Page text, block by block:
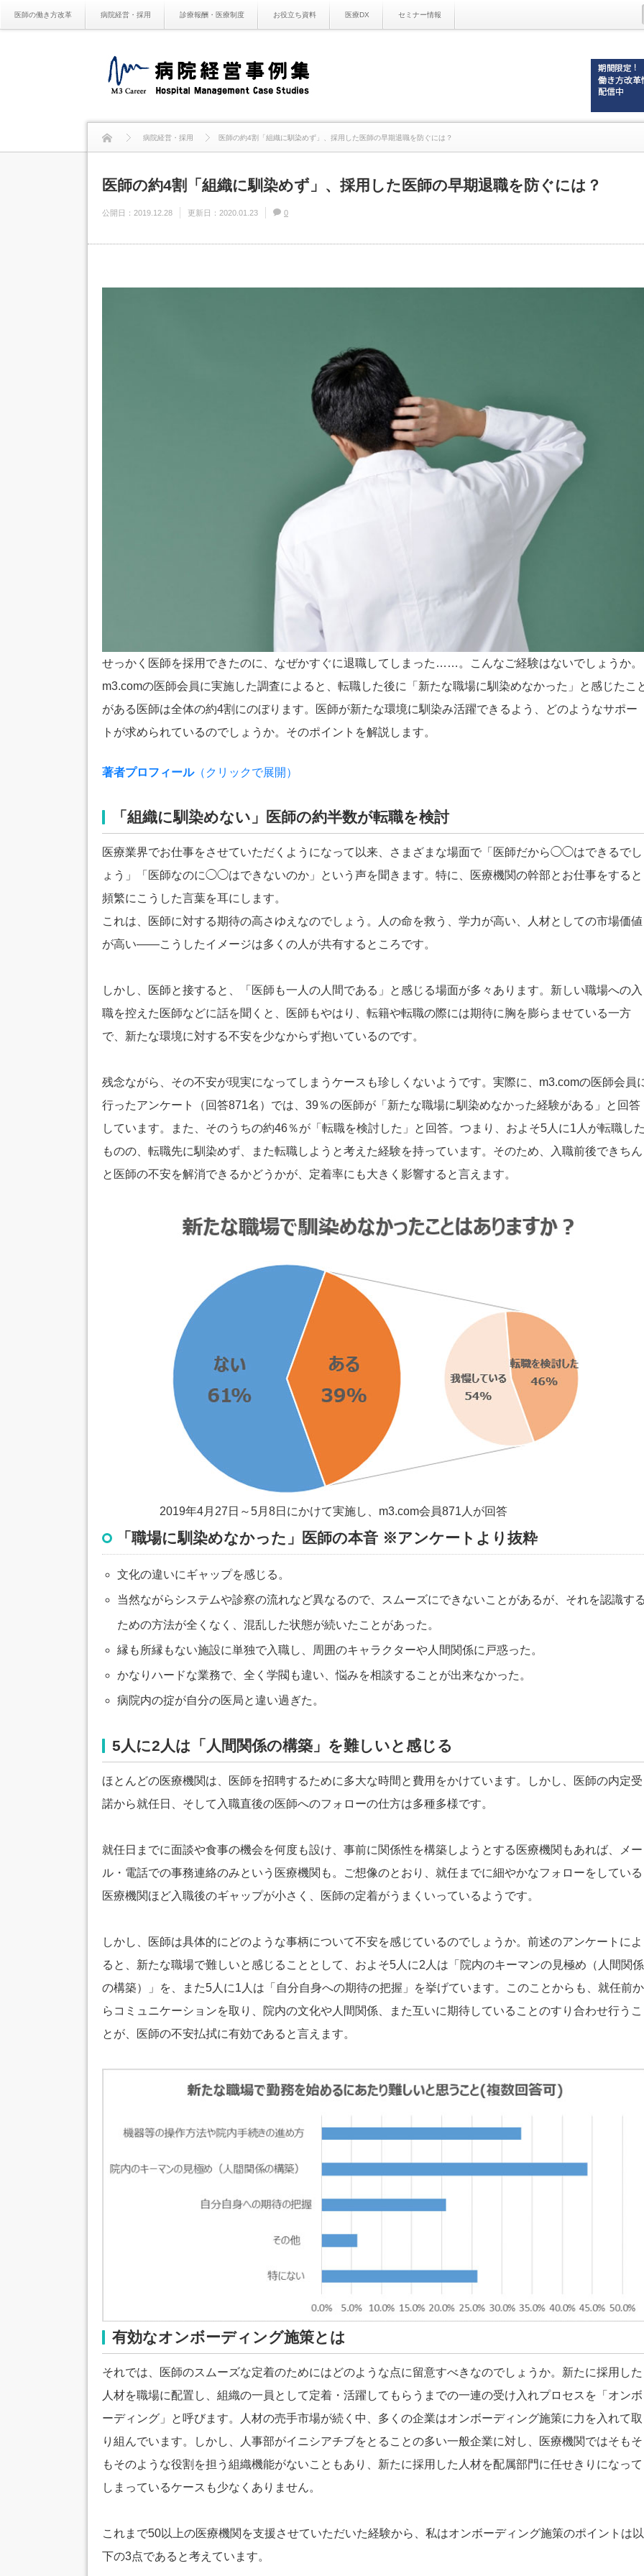
医師の働き方改革 病院経営・採用 診療報酬・医療制度 お役立ち資料 医療DX セミナー情報
病院経営・採用 医師の約4割「組織に馴染めず」、採用した医師の早期退職を防ぐには？
医師の約4割「組織に馴染めず」、採用した医師の早期退職を防ぐには？
公開日： 2019.12.28 更新日： 2020.01.23 0
せっかく医師を採用できたのに、なぜかすぐに退職してしまった……。こんなご経験はないでしょうか。
m3.comの医師会員に実施した調査によると、転職した後に「新たな職場に馴染めなかった」と感じたこ
がある医師は全体の約4割にのぼります。医師が新たな環境に馴染み活躍できるよう、どのようなサポー
トが求められているのでしょうか。そのポイントを解説します。
著者プロフィール（クリックで展開）
「組織に馴染めない」医師の約半数が転職を検討
医療業界でお仕事をさせていただくようになって以来、さまざまな場面で「医師だから◯◯はできるでし
ょう」「医師なのに◯◯はできないのか」という声を聞きます。特に、医療機関の幹部とお仕事をすると
頻繁にこうした言葉を耳にします。
これは、医師に対する期待の高さゆえなのでしょう。人の命を救う、学力が高い、人材としての市場価値
が高い――こうしたイメージは多くの人が共有するところです。
しかし、医師と接すると、「医師も一人の人間である」と感じる場面が多々あります。新しい職場への入
職を控えた医師などに話を聞くと、医師もやはり、転籍や転職の際には期待に胸を膨らませている一方
で、新たな環境に対する不安を少なからず抱いているのです。
残念ながら、その不安が現実になってしまうケースも珍しくないようです。実際に、m3.comの医師会員
行ったアンケート（回答871名）では、39％の医師が「新たな職場に馴染めなかった経験がある」と回答
しています。また、そのうちの約46％が「転職を検討した」と回答。つまり、およそ5人に1人が転職し
ものの、転職先に馴染めず、また転職しようと考えた経験を持っています。そのため、入職前後できちん
と医師の不安を解消できるかどうかが、定着率にも大きく影響すると言えます。
2019年4月27日～5月8日にかけて実施し、m3.com会員871人が回答
「職場に馴染めなかった」医師の本音 ※アンケートより抜粋
文化の違いにギャップを感じる。
当然ながらシステムや診察の流れなど異なるので、スムーズにできないことがあるが、それを認識す
ための方法が全くなく、混乱した状態が続いたことがあった。
縁も所縁もない施設に単独で入職し、周囲のキャラクターや人間関係に戸惑った。
かなりハードな業務で、全く学閥も違い、悩みを相談することが出来なかった。
病院内の掟が自分の医局と違い過ぎた。
5人に2人は「人間関係の構築」を難しいと感じる
ほとんどの医療機関は、医師を招聘するために多大な時間と費用をかけています。しかし、医師の内定受
諾から就任日、そして入職直後の医師へのフォローの仕方は多種多様です。
就任日までに面談や食事の機会を何度も設け、事前に関係性を構築しようとする医療機関もあれば、メー
ル・電話での事務連絡のみという医療機関も。ご想像のとおり、就任までに細やかなフォローをしている
医療機関ほど入職後のギャップが小さく、医師の定着がうまくいっているようです。
しかし、医師は具体的にどのような事柄について不安を感じているのでしょうか。前述のアンケートによ
ると、新たな職場で難しいと感じることとして、およそ5人に2人は「院内のキーマンの見極め（人間関係
の構築）」を、また5人に1人は「自分自身への期待の把握」を挙げています。このことからも、就任前か
らコミュニケーションを取り、院内の文化や人間関係、また互いに期待していることのすり合わせ行うこ
とが、医師の不安払拭に有効であると言えます。
有効なオンボーディング施策とは
それでは、医師のスムーズな定着のためにはどのような点に留意すべきなのでしょうか。新たに採用した
人材を職場に配置し、組織の一員として定着・活躍してもらうまでの一連の受け入れプロセスを「オンボ
ーディング」と呼びます。人材の売手市場が続く中、多くの企業はオンボーディング施策に力を入れて取
り組んでいます。しかし、人事部がイニシアチブをとることの多い一般企業に対し、医療機関ではそもそ
もそのような役割を担う組織機能がないこともあり、新たに採用した人材を配属部門に任せきりになって
しまっているケースも少なくありません。
これまで50以上の医療機関を支援させていただいた経験から、私はオンボーディング施策のポイントは以
下の3点であると考えています。